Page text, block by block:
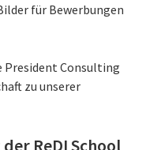
für Bewerbungen
President Consulting
zu unserer
ReDI School